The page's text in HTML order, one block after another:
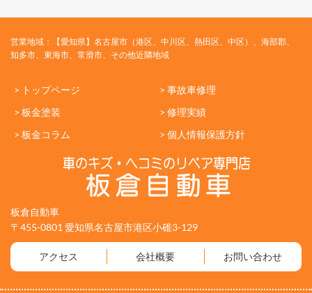
営業地域：【愛知県】名古屋市（港区、中川区、熱田区、中区）、海部郡、
知多市、東海市、常滑市、その他近隣地域
> トップページ
> 事故車修理
> 板金塗装
> 修理実績
> 板金コラム
> 個人情報保護方針
板倉自動車
〒455-0801 愛知県名古屋市港区小碓3-129
アクセス 会社概要 お問い合わせ